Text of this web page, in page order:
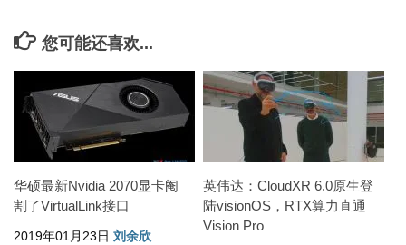
您可能还喜欢...
华硕最新Nvidia 2070显卡阉
割了VirtualLink接口
2019年01月23日 刘余欣
英伟达：CloudXR 6.0原生登
陆visionOS，RTX算力直通
Vision Pro